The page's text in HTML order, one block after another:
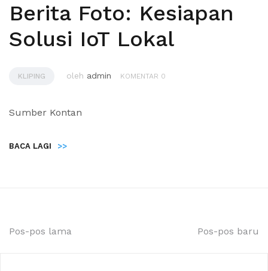
Berita Foto: Kesiapan
Solusi IoT Lokal
KLIPING oleh admin KOMENTAR 0
Sumber Kontan
BACA LAGI >>
Pos-pos lama Pos-pos baru